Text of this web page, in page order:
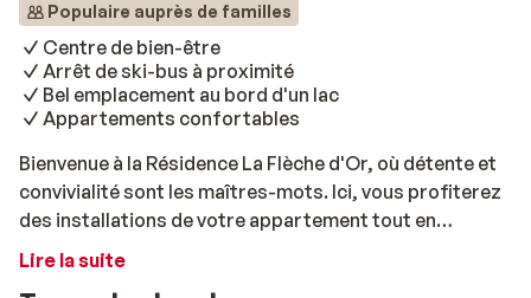
Populaire auprès de familles
Centre de bien-être
Arrêt de ski-bus à proximité
Bel emplacement au bord d'un lac
Appartements confortables
Bienvenue à la Résidence La Flèche d'Or, où détente et
convivialité sont les maîtres-mots. Ici, vous profiterez
des installations de votre appartement tout en
bénéficiant du service d'un hôtel. L'établissement
Lire la suite